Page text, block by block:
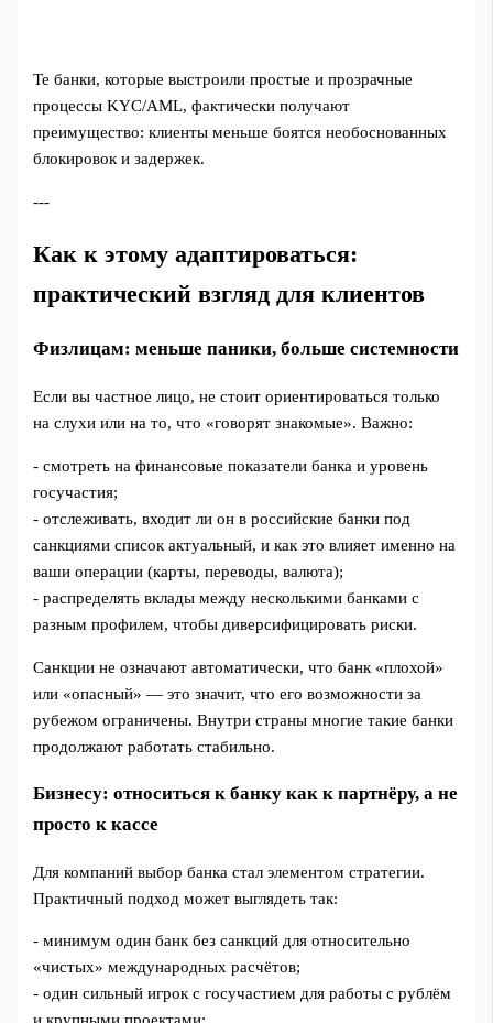
Те банки, которые выстроили простые и прозрачные
процессы KYC/AML, фактически получают
преимущество: клиенты меньше боятся необоснованных
блокировок и задержек.
---
Как к этому адаптироваться:
практический взгляд для клиентов
Физлицам: меньше паники, больше системности
Если вы частное лицо, не стоит ориентироваться только
на слухи или на то, что «говорят знакомые». Важно:
- смотреть на финансовые показатели банка и уровень
госучастия;
- отслеживать, входит ли он в российские банки под
санкциями список актуальный, и как это влияет именно на
ваши операции (карты, переводы, валюта);
- распределять вклады между несколькими банками с
разным профилем, чтобы диверсифицировать риски.
Санкции не означают автоматически, что банк «плохой»
или «опасный» — это значит, что его возможности за
рубежом ограничены. Внутри страны многие такие банки
продолжают работать стабильно.
Бизнесу: относиться к банку как к партнёру, а не
просто к кассе
Для компаний выбор банка стал элементом стратегии.
Практичный подход может выглядеть так:
- минимум один банк без санкций для относительно
«чистых» международных расчётов;
- один сильный игрок с госучастием для работы с рублём